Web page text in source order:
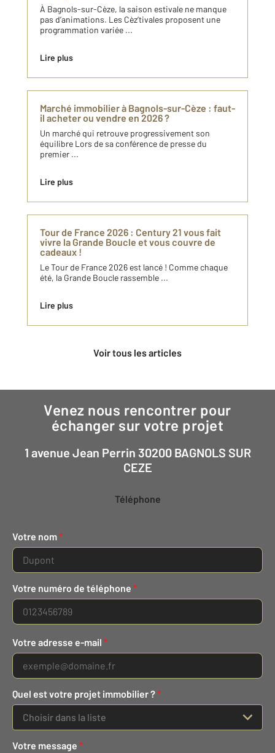
À Bagnols-sur-Cèze, la saison estivale ne manque
pas d’animations. Les Cèz’tivales proposent une
programmation variée ...
Lire plus
Marché immobilier à Bagnols-sur-Cèze : faut-
il acheter ou vendre en 2026 ?
Un marché qui retrouve progressivement son
équilibre Lors de sa conférence de presse du
premier ...
Lire plus
Tour de France 2026 : Century 21 vous fait
vivre la Grande Boucle et vous couvre de
cadeaux !
Le Tour de France 2026 est lancé ! Comme chaque
été, la Grande Boucle rassemble ...
Lire plus
Voir tous les articles
Venez nous rencontrer pour
échanger sur votre projet
1 avenue Jean Perrin 30200 BAGNOLS SUR
CEZE
Téléphone
Votre nom*
Votre numéro de téléphone *
Votre adresse e-mail *
Quel est votre projet immobilier ?*
Choisir dans la liste
Votre message *